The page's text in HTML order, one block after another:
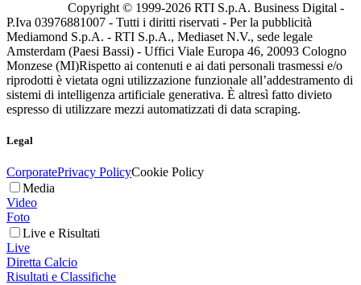
Copyright © 1999-2026 RTI S.p.A. Business Digital -
P.Iva 03976881007 - Tutti i diritti riservati - Per la pubblicità
Mediamond S.p.A. - RTI S.p.A., Mediaset N.V., sede legale
Amsterdam (Paesi Bassi) - Uffici Viale Europa 46, 20093 Cologno
Monzese (MI)Rispetto ai contenuti e ai dati personali trasmessi e/o
riprodotti è vietata ogni utilizzazione funzionale all’addestramento di
sistemi di intelligenza artificiale generativa. È altresì fatto divieto
espresso di utilizzare mezzi automatizzati di data scraping.
Legal
CorporatePrivacy PolicyCookie Policy
Media
Video
Foto
Live e Risultati
Live
Diretta Calcio
Risultati e Classifiche